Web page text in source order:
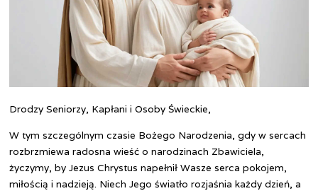
Drodzy Seniorzy, Kapłani i Osoby Świeckie,
W tym szczególnym czasie Bożego Narodzenia, gdy w sercach
rozbrzmiewa radosna wieść o narodzinach Zbawiciela,
życzymy, by Jezus Chrystus napełnił Wasze serca pokojem,
miłością i nadzieją. Niech Jego światło rozjaśnia każdy dzień, a